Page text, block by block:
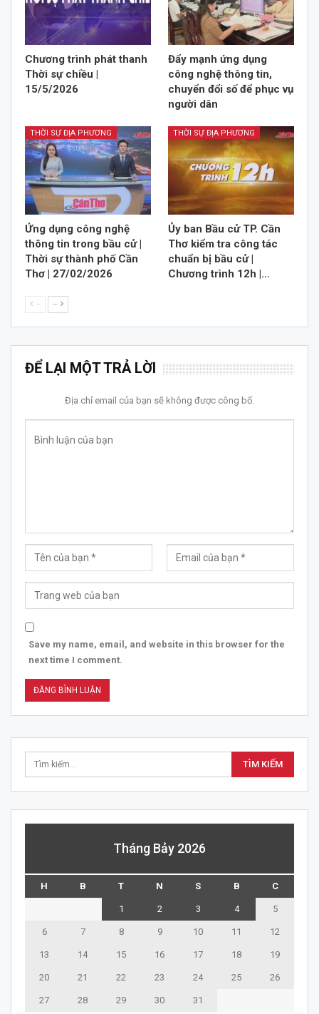
Chương trình phát thanh
Thời sự chiều |
15/5/2026
Đẩy mạnh ứng dụng
công nghệ thông tin,
chuyển đổi số để phục vụ
người dân
THỜI SỰ ĐỊA PHƯƠNG
Ứng dụng công nghệ
thông tin trong bầu cử |
Thời sự thành phố Cần
Thơ | 27/02/2026
THỜI SỰ ĐỊA PHƯƠNG
Ủy ban Bầu cử TP. Cần
Thơ kiểm tra công tác
chuẩn bị bầu cử |
Chương trình 12h |…
-- --
ĐỂ LẠI MỘT TRẢ LỜI
Địa chỉ email của bạn sẽ không được công bố.
Save my name, email, and website in this browser for the
next time I comment.
Tháng Bảy 2026
H B T N S B C
1 2 3 4 5
6 7 8 9 10 11 12
13 14 15 16 17 18 19
20 21 22 23 24 25 26
27 28 29 30 31